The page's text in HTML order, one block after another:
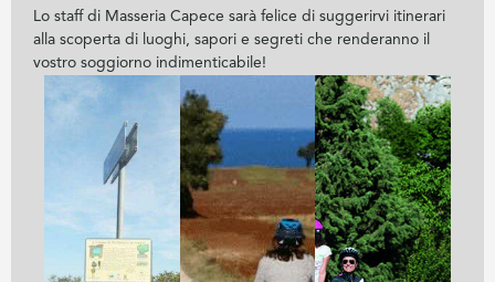
Lo staff di Masseria Capece sarà felice di suggerirvi itinerari
alla scoperta di luoghi, sapori e segreti che renderanno il
vostro soggiorno indimenticabile!